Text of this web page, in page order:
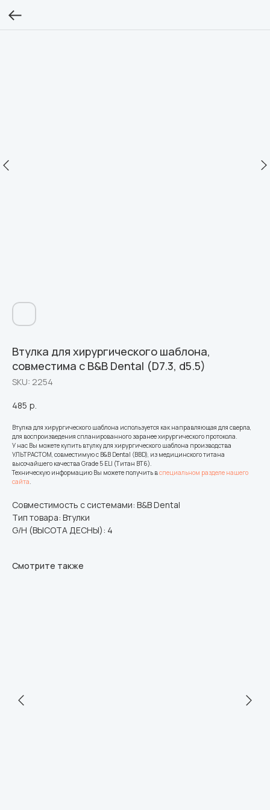
Втулка для хирургического шаблона,
совместима с B&B Dental (D7.3, d5.5)
SKU: 2254
485 р.
Втулка для хирургического шаблона используется как направляющая для сверла,
для воспроизведения спланированного заранее хирургического протокола.
У нас Вы можете купить втулку для хирургического шаблона производства
УЛЬТРАСТОМ, совместимую с B&B Dental (BBD), из медицинского титана
высочайшего качества Grade 5 ELI (Титан ВТ6).
Техническую информацию Вы можете получить вспециальном разделе нашего
сайта.
Совместимость с системами: B&B Dental
Тип товара: Втулки
G/H (ВЫСОТА ДЕСНЫ): 4
Смотрите также